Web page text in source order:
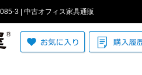
3 | 中古オフィス家具通販